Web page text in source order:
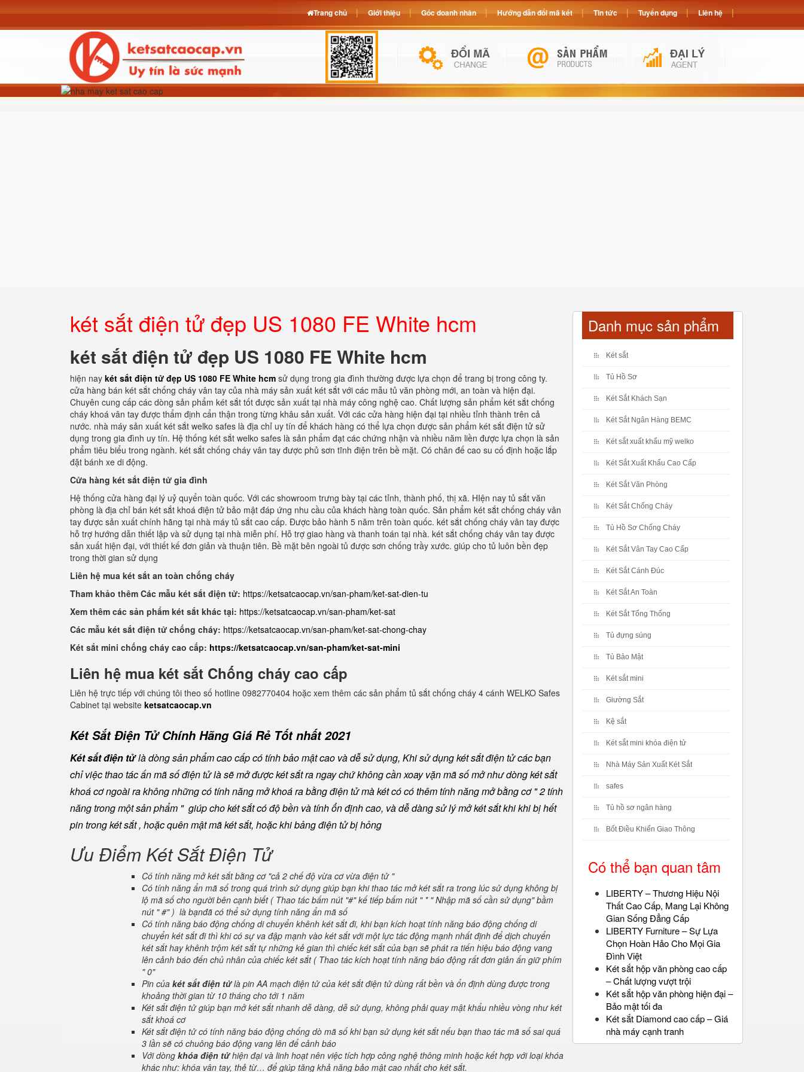
két sắt điện tử đẹp US 1080 FE White hcm
két sắt điện tử đẹp US 1080 FE White hcm
hiện nay két sắt điện tử đẹp US 1080 FE White hcm sử dụng trong gia đình thường được lựa chọn để trang bị trong công ty.
cửa hàng bán két sắt chống cháy vân tay của nhà máy sản xuất két sắt với các mẫu tủ văn phòng mới, an toàn và hiện đại.
Chuyên cung cấp các dòng sản phẩm két sắt tốt được sản xuất tại nhà máy công nghệ cao. Chất lượng sản phẩm két sắt chống
cháy khoá vân tay được thẩm định cẩn thận trong từng khâu sản xuất. Với các cửa hàng hiện đại tại nhiều tỉnh thành trên cả
nước. nhà máy sản xuất két sắt welko safes là địa chỉ uy tín để khách hàng có thể lựa chọn được sản phẩm két sắt điện tử sử
dụng trong gia đình uy tín. Hệ thống két sắt welko safes là sản phẩm đạt các chứng nhận và nhiều năm liền được lựa chọn là sản
phẩm tiêu biểu trong ngành. két sắt chống cháy vân tay được phủ sơn tĩnh điện trên bề mặt. Có chân đế cao su cố định hoặc lắp
đặt bánh xe di động.
Cửa hàng két sắt điện tử gia đình
Hệ thống cửa hàng đại lý uỷ quyển toàn quốc. Với các showroom trưng bày tại các tỉnh, thành phố, thị xã. HIện nay tủ sắt văn
phòng là địa chỉ bán két sắt khoá điện tử bảo mật đáp ứng nhu cầu của khách hàng toàn quốc. Sản phẩm két sắt chống cháy vân
tay được sản xuất chính hãng tại nhà máy tủ sắt cao cấp. Được bảo hành 5 năm trên toàn quốc. két sắt chống cháy vân tay được
hỗ trợ hướng dẫn thiết lập và sử dụng tại nhà miễn phí. Hỗ trợ giao hàng và thanh toán tại nhà. két sắt chống cháy vân tay được
sản xuất hiện đại, với thiết kế đơn giản và thuận tiên. Bề mặt bên ngoài tủ được sơn chống trầy xước. giúp cho tủ luôn bền đẹp
trong thời gian sử dụng
Liên hệ mua két sắt an toàn chống cháy
Tham khảo thêm Các mẫu két sắt điện tử: https://ketsatcaocap.vn/san-pham/ket-sat-dien-tu
Xem thêm các sản phẩm két sắt khác tại: https://ketsatcaocap.vn/san-pham/ket-sat
Các mẫu két sắt điện tử chống cháy: https://ketsatcaocap.vn/san-pham/ket-sat-chong-chay
Két sắt mini chống cháy cao cấp: https://ketsatcaocap.vn/san-pham/ket-sat-mini
Liên hệ mua két sắt Chống cháy cao cấp
Liên hệ trực tiếp với chúng tôi theo số hotline 0982770404 hoặc xem thêm các sản phẩm tủ sắt chống cháy 4 cánh WELKO Safes
Cabinet tại website ketsatcaocap.vn
Két Sắt Điện Tử Chính Hãng Giá Rẻ Tốt nhất 2021
Két sắt điện tửlà dòng sản phẩm cao cấp có tính bảo mật cao và dễ sử dụng, Khi sử dụng két sắt điện tử các bạn
chỉ việc thao tác ấn mã số điện tử là sẽ mở được két sắt ra ngay chứ không cần xoay vặn mã số mở như dòng két sắt
khoá cơ ngoài ra không những có tính năng mở khoá ra bằng điện tử mà két có có thêm tính năng mở bằng cơ " 2 tính
năng trong một sản phẩm " giúp cho két sắt có độ bền và tính ổn định cao, và dễ dàng sử lý mở két sắt khi khi bị hết
pin trong két sắt , hoặc quên mật mã két sắt, hoặc khi bảng điện tử bị hỏng
Ưu Điểm Két Sắt Điện Tử
Có tính năng mở két sắt bằng cơ "cả 2 chế độ vừa cơ vừa điện tử "
Có tính năng ẩn mã số trong quá trình sử dụng giúp bạn khi thao tác mở két sắt ra trong lúc sử dụng không bị
lộ mã số cho người bên cạnh biết ( Thao tác bấm nút "#" kế tiếp bấm nút " * " Nhập mã số cần sử dụng" bầm
nút " #" ) là bạnđã có thể sử dụng tính năng ẩn mã số
Có tính năng báo động chống di chuyển khênh két sắt đi, khi bạn kích hoạt tính năng báo động chống di
chuyển két sắt đi thì khi có sự va đập mạnh vào két sắt với một lực tác động mạnh nhất định để dịch chuyển
két sắt hay khênh trộm két sắt tự những kẻ gian thì chiếc két sắt của bạn sẽ phát ra tiến hiệu báo động vang
lên cảnh báo đến chủ nhân của chiếc két sắt ( Thao tác kích hoạt tính năng báo động rất đơn giản ấn giữ phím
" 0"
Pin của két sắt điện tửlà pin AA mạch điện tử của két sắt điện tử dùng rất bền và ổn định dùng được trong
khoảng thời gian từ 10 tháng cho tới 1 năm
Két sắt điện tử giúp bạn mở két sắt nhanh dễ dàng, dễ sử dụng, không phải quay mật khẩu nhiều vòng như két
sắt khoá cơ
Két sắt điện tử có tính năng báo động chống dò mã số khi bạn sử dụng két sắt nếu bạn thao tác mã số sai quá
3 lần sẽ có chuông báo động vang lên để cảnh báo
Với dòng khóa điện tửhiện đại và linh hoạt nên việc tích hợp công nghệ thông minh hoặc kết hợp với loại khóa
khác như: khóa vân tay, thẻ từ… để giúp tăng khả năng bảo mật cao nhất cho két sắt.
Danh mục sản phẩm
Két sắt
Tủ Hồ Sơ
Két Sắt Khách Sạn
Két Sắt Ngân Hàng BEMC
Két sắt xuất khẩu mỹ welko
Két Sắt Xuất Khẩu Cao Cấp
Két Sắt Văn Phòng
Két Sắt Chống Cháy
Tủ Hồ Sơ Chống Cháy
Két Sắt Vân Tay Cao Cấp
Két Sắt Cánh Đúc
Két Sắt An Toàn
Két Sắt Tổng Thống
Tủ đựng súng
Tủ Bảo Mật
Két sắt mini
Giường Sắt
Kệ sắt
Két sắt mini khóa điện tử
Nhà Máy Sản Xuất Két Sắt
safes
Tủ hồ sơ ngân hàng
Bốt Điều Khiển Giao Thông
Có thể bạn quan tâm
LIBERTY – Thương Hiệu Nội
Thất Cao Cấp, Mang Lại Không
Gian Sống Đẳng Cấp
LIBERTY Furniture – Sự Lựa
Chọn Hoàn Hảo Cho Mọi Gia
Đình Việt
Két sắt hộp văn phòng cao cấp
– Chất lượng vượt trội
Két sắt hộp văn phòng hiện đại –
Bảo mật tối đa
Két sắt Diamond cao cấp – Giá
nhà máy cạnh tranh
Trang chủ Giới thiệu Góc doanh nhân Hướng dẫn đổi mã két Tin tức Tuyển dụng Liên hệ